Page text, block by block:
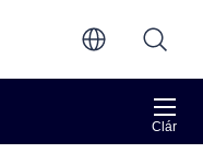
Clár